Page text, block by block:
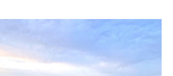
REISESPECIALS